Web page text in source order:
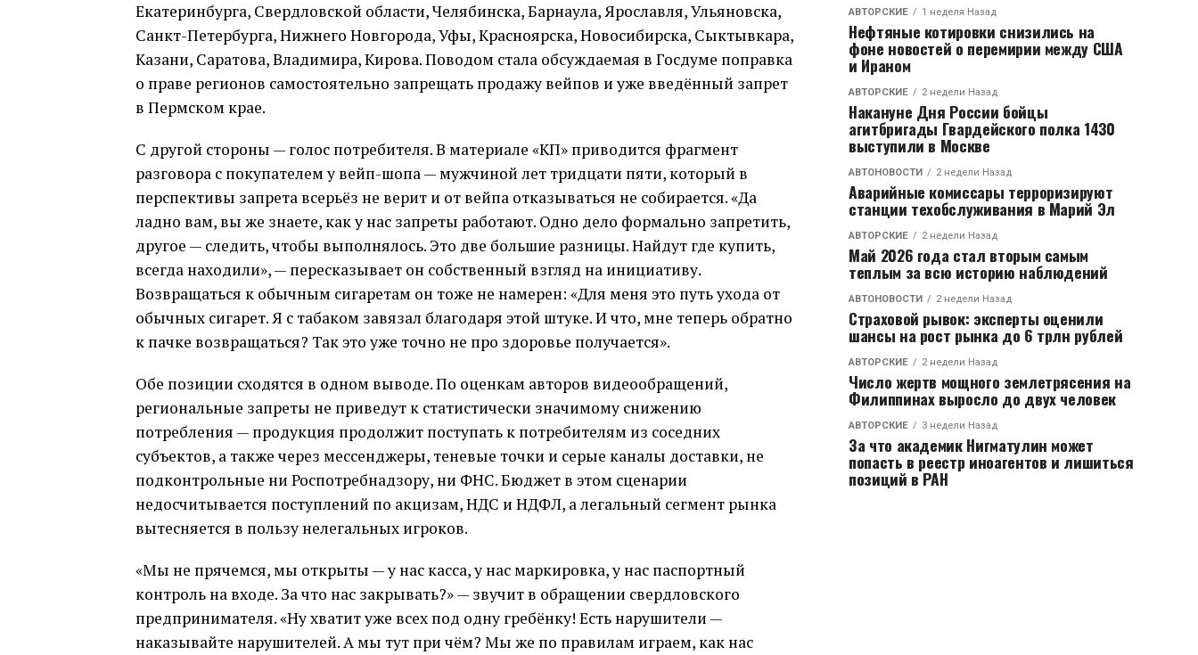
Екатеринбурга, Свердловской области, Челябинска, Барнаула, Ярославля, Ульяновска,
Санкт-Петербурга, Нижнего Новгорода, Уфы, Красноярска, Новосибирска, Сыктывкара,
Казани, Саратова, Владимира, Кирова. Поводом стала обсуждаемая в Госдуме поправка
о праве регионов самостоятельно запрещать продажу вейпов и уже введённый запрет
в Пермском крае.
С другой стороны — голос потребителя. В материале «КП» приводится фрагмент
разговора с покупателем у вейп-шопа — мужчиной лет тридцати пяти, который в
перспективы запрета всерьёз не верит и от вейпа отказываться не собирается. «Да
ладно вам, вы же знаете, как у нас запреты работают. Одно дело формально запретить,
другое — следить, чтобы выполнялось. Это две большие разницы. Найдут где купить,
всегда находили», — пересказывает он собственный взгляд на инициативу.
Возвращаться к обычным сигаретам он тоже не намерен: «Для меня это путь ухода от
обычных сигарет. Я с табаком завязал благодаря этой штуке. И что, мне теперь обратно
к пачке возвращаться? Так это уже точно не про здоровье получается».
Обе позиции сходятся в одном выводе. По оценкам авторов видеообращений,
региональные запреты не приведут к статистически значимому снижению
потребления — продукция продолжит поступать к потребителям из соседних
субъектов, а также через мессенджеры, теневые точки и серые каналы доставки, не
подконтрольные ни Роспотребнадзору, ни ФНС. Бюджет в этом сценарии
недосчитывается поступлений по акцизам, НДС и НДФЛ, а легальный сегмент рынка
вытесняется в пользу нелегальных игроков.
«Мы не прячемся, мы открыты — у нас касса, у нас маркировка, у нас паспортный
контроль на входе. За что нас закрывать?» — звучит в обращении свердловского
предпринимателя. «Ну хватит уже всех под одну гребёнку! Есть нарушители —
наказывайте нарушителей. А мы тут при чём? Мы же по правилам играем, как нас
АВТОРСКИЕ 1 неделя Назад
Нефтяные котировки снизились на
фоне новостей о перемирии между США
и Ираном
АВТОРСКИЕ 2 недели Назад
Накануне Дня России бойцы
агитбригады Гвардейского полка 1430
выступили в Москве
АВТОНОВОСТИ 2 недели Назад
Аварийные комиссары терроризируют
станции техобслуживания в Марий Эл
АВТОРСКИЕ 2 недели Назад
Май 2026 года стал вторым самым
теплым за всю историю наблюдений
АВТОНОВОСТИ 2 недели Назад
Страховой рывок: эксперты оценили
шансы на рост рынка до 6 трлн рублей
АВТОРСКИЕ 2 недели Назад
Число жертв мощного землетрясения на
Филиппинах выросло до двух человек
АВТОРСКИЕ 3 недели Назад
За что академик Нигматулин может
попасть в реестр иноагентов и лишиться
позиций в РАН